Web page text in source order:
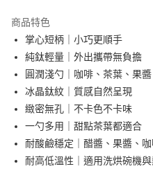
合作金庫商業銀行
華南商業銀行
上海商業儲蓄銀行
國泰世華商業銀行
臺灣中小企業銀行
匯豐（台灣）商業銀行
聯邦商業銀行
元大商業銀行
玉山商業銀行
台新國際商業銀行
超商取貨付款
LINE Pay
Apple Pay
街口支付
Google Pay
商品特色
掌心短柄｜小巧更順手
純鈦輕量｜外出攜帶無負擔
圓潤淺勺｜咖啡、茶葉、果
冰晶鈦紋｜質感自然呈現
緻密無孔｜不卡色不卡味
一勺多用｜甜點茶葉都適合
耐酸鹼穩定｜醋醬、果醬、
耐高低溫性｜適用洗烘碗機